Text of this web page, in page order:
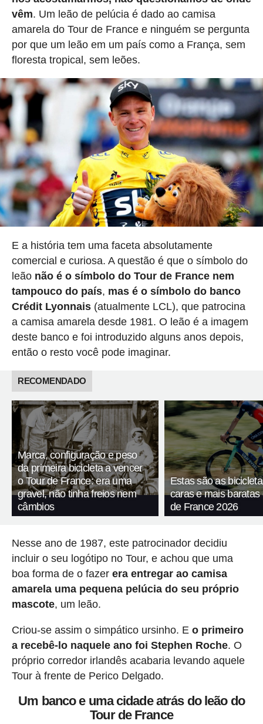
vêm. Um leão de pelúcia é dado ao camisa
amarela do Tour de France e ninguém se pergunta
por que um leão em um país como a França, sem
floresta tropical, sem leões.
E a história tem uma faceta absolutamente
comercial e curiosa. A questão é que o símbolo do
leão não é o símbolo do Tour de France nem
tampouco do país, mas é o símbolo do banco
Crédit Lyonnais(atualmente LCL), que patrocina
a camisa amarela desde 1981. O leão é a imagem
deste banco e foi introduzido alguns anos depois,
então o resto você pode imaginar.
RECOMENDADO
Marca, configuração e peso
da primeira bicicleta a vencer
o Tour de France: era uma
gravel, não tinha freios nem
câmbios
Estas são as
caras e mais baratas
de France 2026
Nesse ano de 1987, este patrocinador decidiu
incluir o seu logótipo no Tour, e achou que uma
boa forma de o fazer era entregar ao camisa
amarela uma pequena pelúcia do seu próprio
mascote, um leão.
Criou-se assim o simpático ursinho. E o primeiro
a recebê-lo naquele ano foi Stephen Roche. O
próprio corredor irlandês acabaria levando aquele
Tour à frente de Perico Delgado.
Um banco e uma cidade atrás do leão do
Tour de France